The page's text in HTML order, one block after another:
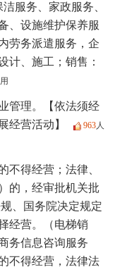
服务、家政服务、
、设施维护保养服
劳务派遣服务，企
计、施工；销售：
管理。【依法须经
经营活动】
963人
不得经营；法律、
的，经审批机关批
、国务院决定规定
经营。（电梯销
务信息咨询服务
不得经营，法律法